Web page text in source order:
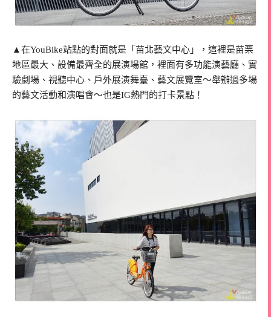
▲在YouBike站點的對面就是「苗北藝文中心」，這裡是苗栗
地區最大、設備最齊全的展演場館，裡面有多功能演藝廳、實
驗劇場、視聽中心、戶外展演舞臺、藝文展覽室～舉辦過多場
的藝文活動和演唱會～也是IG熱門的打卡景點！